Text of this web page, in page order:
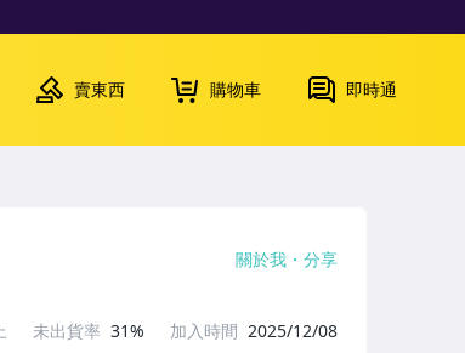
賣東西 購物車 即時通
關於我 分享
未出貨率 31% 加入時間 2025/12/08